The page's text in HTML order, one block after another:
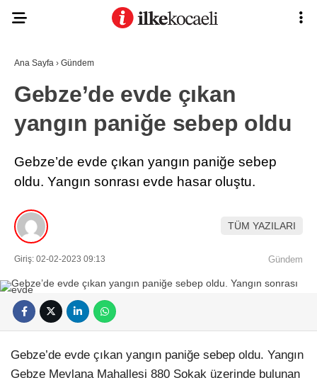
Ana Sayfa › Gündem
Gebze’de evde çıkan
yangın paniğe sebep oldu
Gebze’de evde çıkan yangın paniğe sebep
oldu. Yangın sonrası evde hasar oluştu.
TÜM YAZILARI
Giriş: 02-02-2023 09:13 Gündem
Gebze’de evde çıkan yangın paniğe sebep oldu. Yangın
Gebze Mevlana Mahallesi 880 Sokak üzerinde bulunan